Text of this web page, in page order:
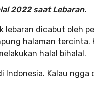
2022 saat Lebaran.
dicabut oleh
halaman tercinta.
halal bihalal.
Kalau ngga